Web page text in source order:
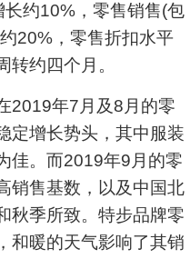
约10%，零售销售(包
20%，零售折扣水平
约四个月。
年7月及8月的零
定增长势头，其中服装
佳。而2019年9月的零
销售基数，以及中国北
秋季所致。特步品牌零
和暖的天气影响了其销